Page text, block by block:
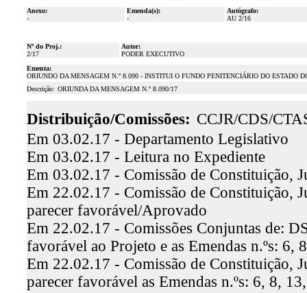
Anexo:
-
Emenda(s):
-
Autógrafo:
AU 2/16
Nº do Proj.:
2/17
Autor:
PODER EXECUTIVO
Ementa:
ORIUNDO DA MENSAGEM N.º 8.090 - INSTITUI O FUNDO PENITENCIÁRIO DO ESTADO
Descrição: ORIUNDA DA MENSAGEM N.º 8.090/17
Distribuição/Comissões: CCJR/CDS/
Em 03.02.17 - Departamento Legislativo
Em 03.02.17 - Leitura no Expediente
Em 03.02.17 - Comissão de Constituição,
Em 22.02.17 - Comissão de Constituição,
parecer favorável/Aprovado
Em 22.02.17 - Comissões Conjuntas de:
favorável ao Projeto e as Emendas n.ºs:
Em 22.02.17 - Comissão de Constituição,
parecer favorável as Emendas n.ºs: 6, 8,